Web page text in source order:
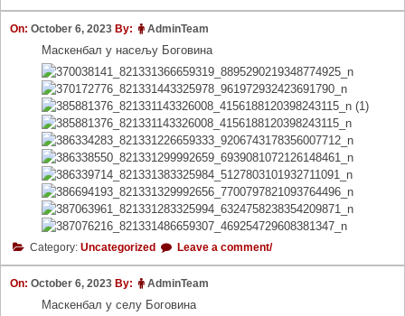
On: October 6, 2023 By: AdminTeam
Маскенбал у насељу Боговина
Category: Uncategorized Leave a comment/
On: October 6, 2023 By: AdminTeam
Маскенбал у селу Боговина